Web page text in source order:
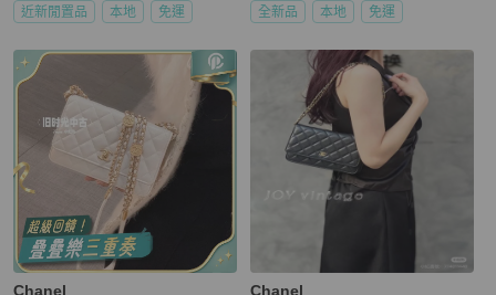
近新閒置品 本地 免運 全新品 本地 免運
Chanel Chanel